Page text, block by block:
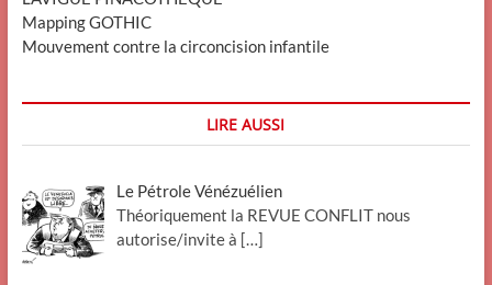
Mapping GOTHIC
Mouvement contre la circoncision infantile
LIRE AUSSI
Le Pétrole Vénézuélien
Théoriquement la REVUE CONFLIT nous
autorise/invite à […]